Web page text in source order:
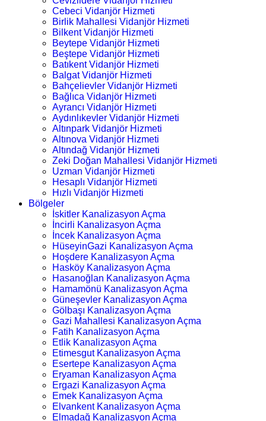
Cebeci Vidanjör Hizmeti
Birlik Mahallesi Vidanjör Hizmeti
Bilkent Vidanjör Hizmeti
Beytepe Vidanjör Hizmeti
Beştepe Vidanjör Hizmeti
Batıkent Vidanjör Hizmeti
Balgat Vidanjör Hizmeti
Bahçelievler Vidanjör Hizmeti
Bağlıca Vidanjör Hizmeti
Ayrancı Vidanjör Hizmeti
Aydınlıkevler Vidanjör Hizmeti
Altınpark Vidanjör Hizmeti
Altınova Vidanjör Hizmeti
Altındağ Vidanjör Hizmeti
Zeki Doğan Mahallesi Vidanjör Hizmeti
Uzman Vidanjör Hizmeti
Hesaplı Vidanjör Hizmeti
Hızlı Vidanjör Hizmeti
Bölgeler
İskitler Kanalizasyon Açma
İncirli Kanalizasyon Açma
İncek Kanalizasyon Açma
HüseyinGazi Kanalizasyon Açma
Hoşdere Kanalizasyon Açma
Hasköy Kanalizasyon Açma
Hasanoğlan Kanalizasyon Açma
Hamamönü Kanalizasyon Açma
Güneşevler Kanalizasyon Açma
Gölbaşı Kanalizasyon Açma
Gazi Mahallesi Kanalizasyon Açma
Fatih Kanalizasyon Açma
Etlik Kanalizasyon Açma
Etimesgut Kanalizasyon Açma
Esertepe Kanalizasyon Açma
Eryaman Kanalizasyon Açma
Ergazi Kanalizasyon Açma
Emek Kanalizasyon Açma
Elvankent Kanalizasyon Açma
Elmadağ Kanalizasyon Açma